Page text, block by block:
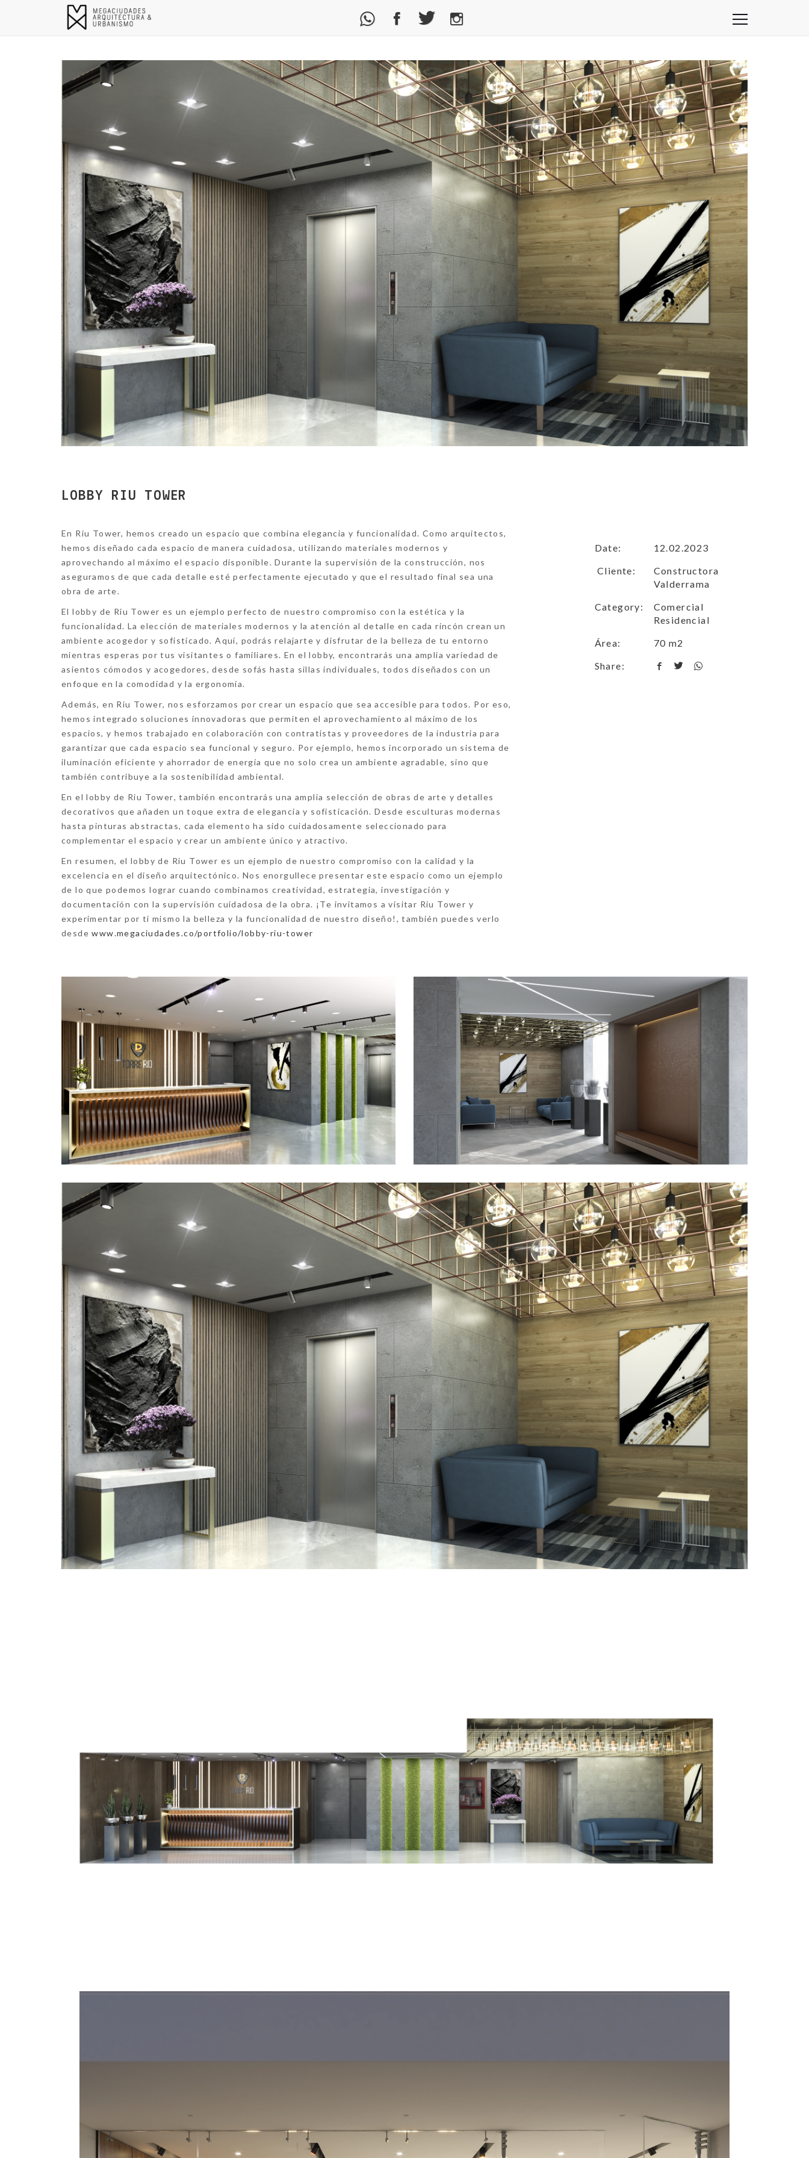
LOBBY RIU TOWER
En Riu Tower, hemos creado un espacio que combina elegancia y funcionalidad. Como arquitectos,
hemos diseñado cada espacio de manera cuidadosa, utilizando materiales modernos y
aprovechando al máximo el espacio disponible. Durante la supervisión de la construcción, nos
aseguramos de que cada detalle esté perfectamente ejecutado y que el resultado final sea una
obra de arte.
Ellobby de Riu Tower es un ejemplo perfecto de nuestro compromiso con la estética y la
funcionalidad. La elección de materiales modernos y la atención al detalle en cada rincón crean un
ambiente acogedor y sofisticado. Aquí, podrás relajarte y disfrutar de la belleza de tu entorno
mientras esperas por tus visitantes o familiares. En ellobby, encontrarás una amplia variedad de
asientos cómodos y acogedores, desde sofás hasta sillas individuales, todos diseñados con un
enfoque en la comodidad y la ergonomía.
Además, en Riu Tower, nos esforzamos por crear un espacio que seaaccesible para todos. Por eso,
hemos integrado soluciones innovadoras que permiten el aprovechamiento al máximo de los
espacios, y hemos trabajado en colaboración con contratistas y proveedores de la industria para
garantizar que cada espacio sea funcional y seguro. Por ejemplo, hemos incorporado un sistema de
iluminación eficiente y ahorrador de energía que no solo crea un ambiente agradable, sino que
también contribuye a la sostenibilidad ambiental.
En el lobby de Riu Tower, también encontrarás una amplia selección de obras de arte y detalles
decorativos que añaden un toque extra de elegancia y sofisticación. Desde esculturas modernas
hasta pinturas abstractas, cada elemento ha sido cuidadosamente seleccionado para
complementar el espacio y crear un ambiente único y atractivo.
En resumen, el lobby de Riu Tower es un ejemplo de nuestro compromiso con la calidad y la
excelencia en el diseño arquitectónico. Nos enorgullece presentar este espacio como un ejemplo
de lo que podemos lograr cuando combinamos creatividad, estrategia, investigación y
documentación con la supervisión cuidadosa de la obra. ¡Te invitamos a visitar Riu Tower y
experimentar por ti mismo la belleza y la funcionalidad de nuestro diseño!, también puedes verlo
desdewww.megaciudades.co/portfolio/lobby-riu-tower
Date:
12.02.2023
Cliente:
Constructora
Valderrama
Category:
Comercial
Residencial
Área:
70 m2
Share: